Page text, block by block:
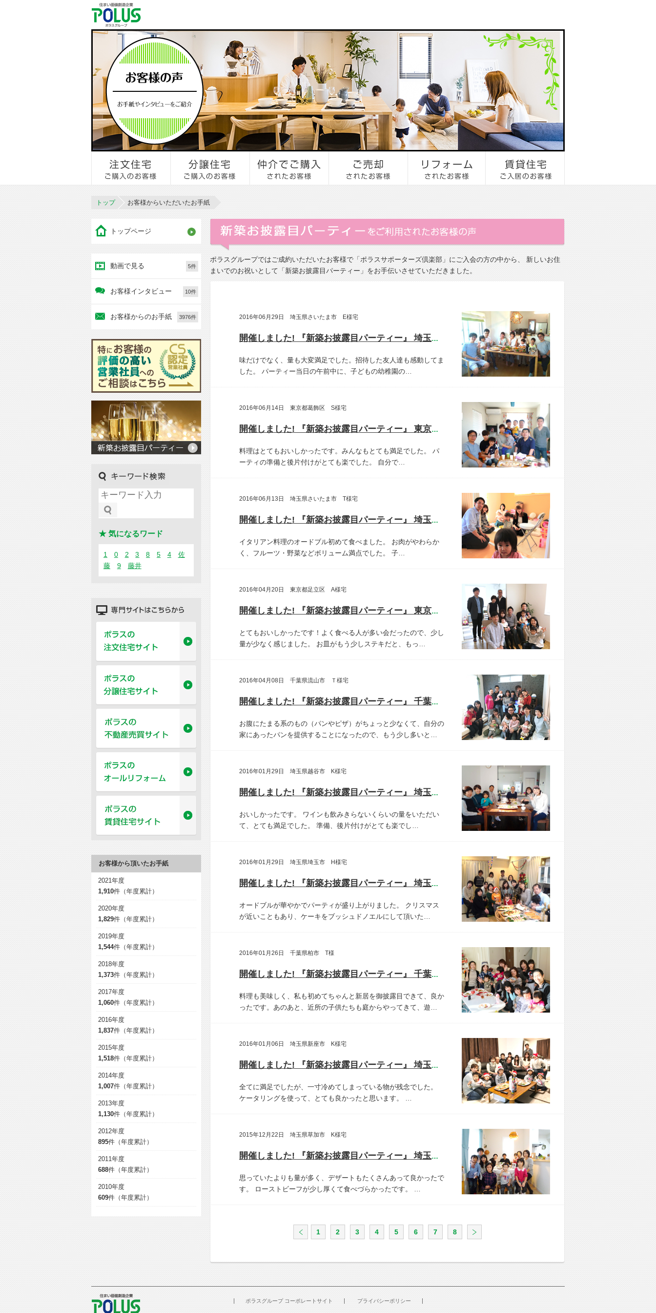
トップ お客様からいただいたお手紙
ポラスグループではご成約いただいたお客様で「ポラスサポーターズ倶楽部」にご入会の方の中から、 新しいお住
まいでのお祝いとして「新築お披露目パーティー」をお手伝いさせていただきました。
2016年06月29日 埼玉県さいたま市 E様宅
開催しました! 『新築お披露目パーティー』 埼玉県さいたま市 E様宅
味だけでなく、量も大変満足でした。招待した友人達も感動してま
した。
パーティー当日の午前中に、子どもの幼稚園の…
2016年06月14日 東京都葛飾区 S様宅
開催しました! 『新築お披露目パーティー』 東京都葛飾区 S様宅
料理はとてもおいしかったです。みんなもとても満足でした。
パ
ーティの準備と後片付けがとても楽でした。
自分で…
2016年06月13日 埼玉県さいたま市 T様宅
開催しました! 『新築お披露目パーティー』 埼玉県さいたま市 T様宅
イタリアン料理のオードブル初めて食べました。
お肉がやわらか
く、フルーツ・野菜などボリューム満点でした。
子…
2016年04月20日 東京都足立区 A様宅
開催しました! 『新築お披露目パーティー』 東京都足立区 A様宅
とてもおいしかったです！よく食べる人が多い会だったので、少し
量が少なく感じました。
お皿がもう少しステキだと、もっ…
2016年04月08日 千葉県流山市 Ｔ様宅
開催しました! 『新築お披露目パーティー』 千葉県流山市 T様宅
お腹にたまる系のもの（パンやピザ）がちょっと少なくて、自分の
家にあったパンを提供することになったので、もう少し多いと…
2016年01月29日 埼玉県越谷市 K様宅
開催しました! 『新築お披露目パーティー』 埼玉県越谷市 K様宅
おいしかったです。
ワインも飲みきらないくらいの量をいただい
て、とても満足でした。
準備、後片付けがとても楽でし…
2016年01月29日 埼玉県埼玉市 H様宅
開催しました! 『新築お披露目パーティー』 埼玉県埼玉市 H様宅
オードブルが華やかでパーティが盛り上がりました。
クリスマス
が近いこともあり、ケーキをブッシュドノエルにして頂いた…
2016年01月26日 千葉県柏市 T様
開催しました! 『新築お披露目パーティー』 千葉県柏市 T様宅
料理も美味しく、私も初めてちゃんと新居を御披露目できて、良か
ったです。あのあと、近所の子供たちも庭からやってきて、遊…
2016年01月06日 埼玉県新座市 K様宅
開催しました! 『新築お披露目パーティー』 埼玉県新座市 K様宅
全てに満足でしたが、一寸冷めてしまっている物が残念でした。
ケータリングを使って、とても良かったと思います。
2015年12月22日 埼玉県草加市 K様宅
開催しました! 『新築お披露目パーティー』 埼玉県草加市 K様宅
思っていたよりも量が多く、デザートもたくさんあって良かったで
す。
ローストビーフが少し厚くて食べづらかったです。
1 2 3 4 5 6 7 8
トップページ
動画で見る 5件
お客様インタビュー 10件
お客様からのお手紙 3976件
★ 気になるワード
1 0 2 3 8 5 4
佐
藤
9 藤井
お客様から頂いたお手紙
2021年度
1,910件（年度累計）
2020年度
1,829件（年度累計）
2019年度
1,544件（年度累計）
2018年度
1,373件（年度累計）
2017年度
1,060件（年度累計）
2016年度
1,837件（年度累計）
2015年度
1,518件（年度累計）
2014年度
1,007件（年度累計）
2013年度
1,130件（年度累計）
2012年度
895件（年度累計）
2011年度
688件（年度累計）
2010年度
609件（年度累計）
ポラスグループ コーポレートサイト
プライバシーポリシー